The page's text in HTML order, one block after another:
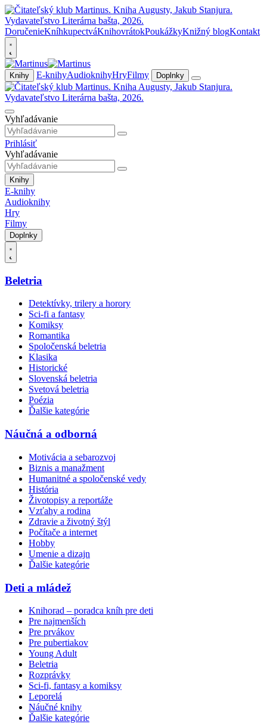
DoručenieKníhkupectváKnihovrátokPoukážkyKnižný blogKontakt
Knihy E-knihyAudioknihyHryFilmy Doplnky
Vyhľadávanie
Prihlásiť
Vyhľadávanie
Knihy
E-knihy
Audioknihy
Hry
Filmy
Doplnky
Beletria
Detektívky, trilery a horory
Sci-fi a fantasy
Komiksy
Romantika
Spoločenská beletria
Klasika
Historické
Slovenská beletria
Svetová beletria
Poézia
Ďalšie kategórie
Náučná a odborná
Motivácia a sebarozvoj
Biznis a manažment
Humanitné a spoločenské vedy
História
Životopisy a reportáže
Vzťahy a rodina
Zdravie a životný štýl
Počítače a internet
Hobby
Umenie a dizajn
Ďalšie kategórie
Deti a mládež
Knihorad – poradca kníh pre deti
Pre najmenších
Pre prvákov
Pre pubertiakov
Young Adult
Beletria
Rozprávky
Sci-fi, fantasy a komiksy
Leporelá
Náučné knihy
Ďalšie kategórie